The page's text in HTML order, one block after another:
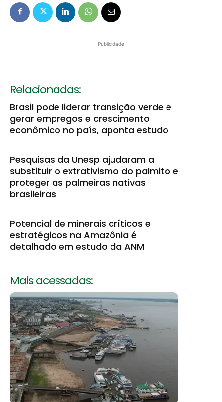
Publicidade
Relacionadas:
Brasil pode liderar transição verde e
gerar empregos e crescimento
econômico no país, aponta estudo
Pesquisas da Unesp ajudaram a
substituir o extrativismo do palmito e
proteger as palmeiras nativas
brasileiras
Potencial de minerais críticos e
estratégicos na Amazônia é
detalhado em estudo da ANM
Mais acessadas: